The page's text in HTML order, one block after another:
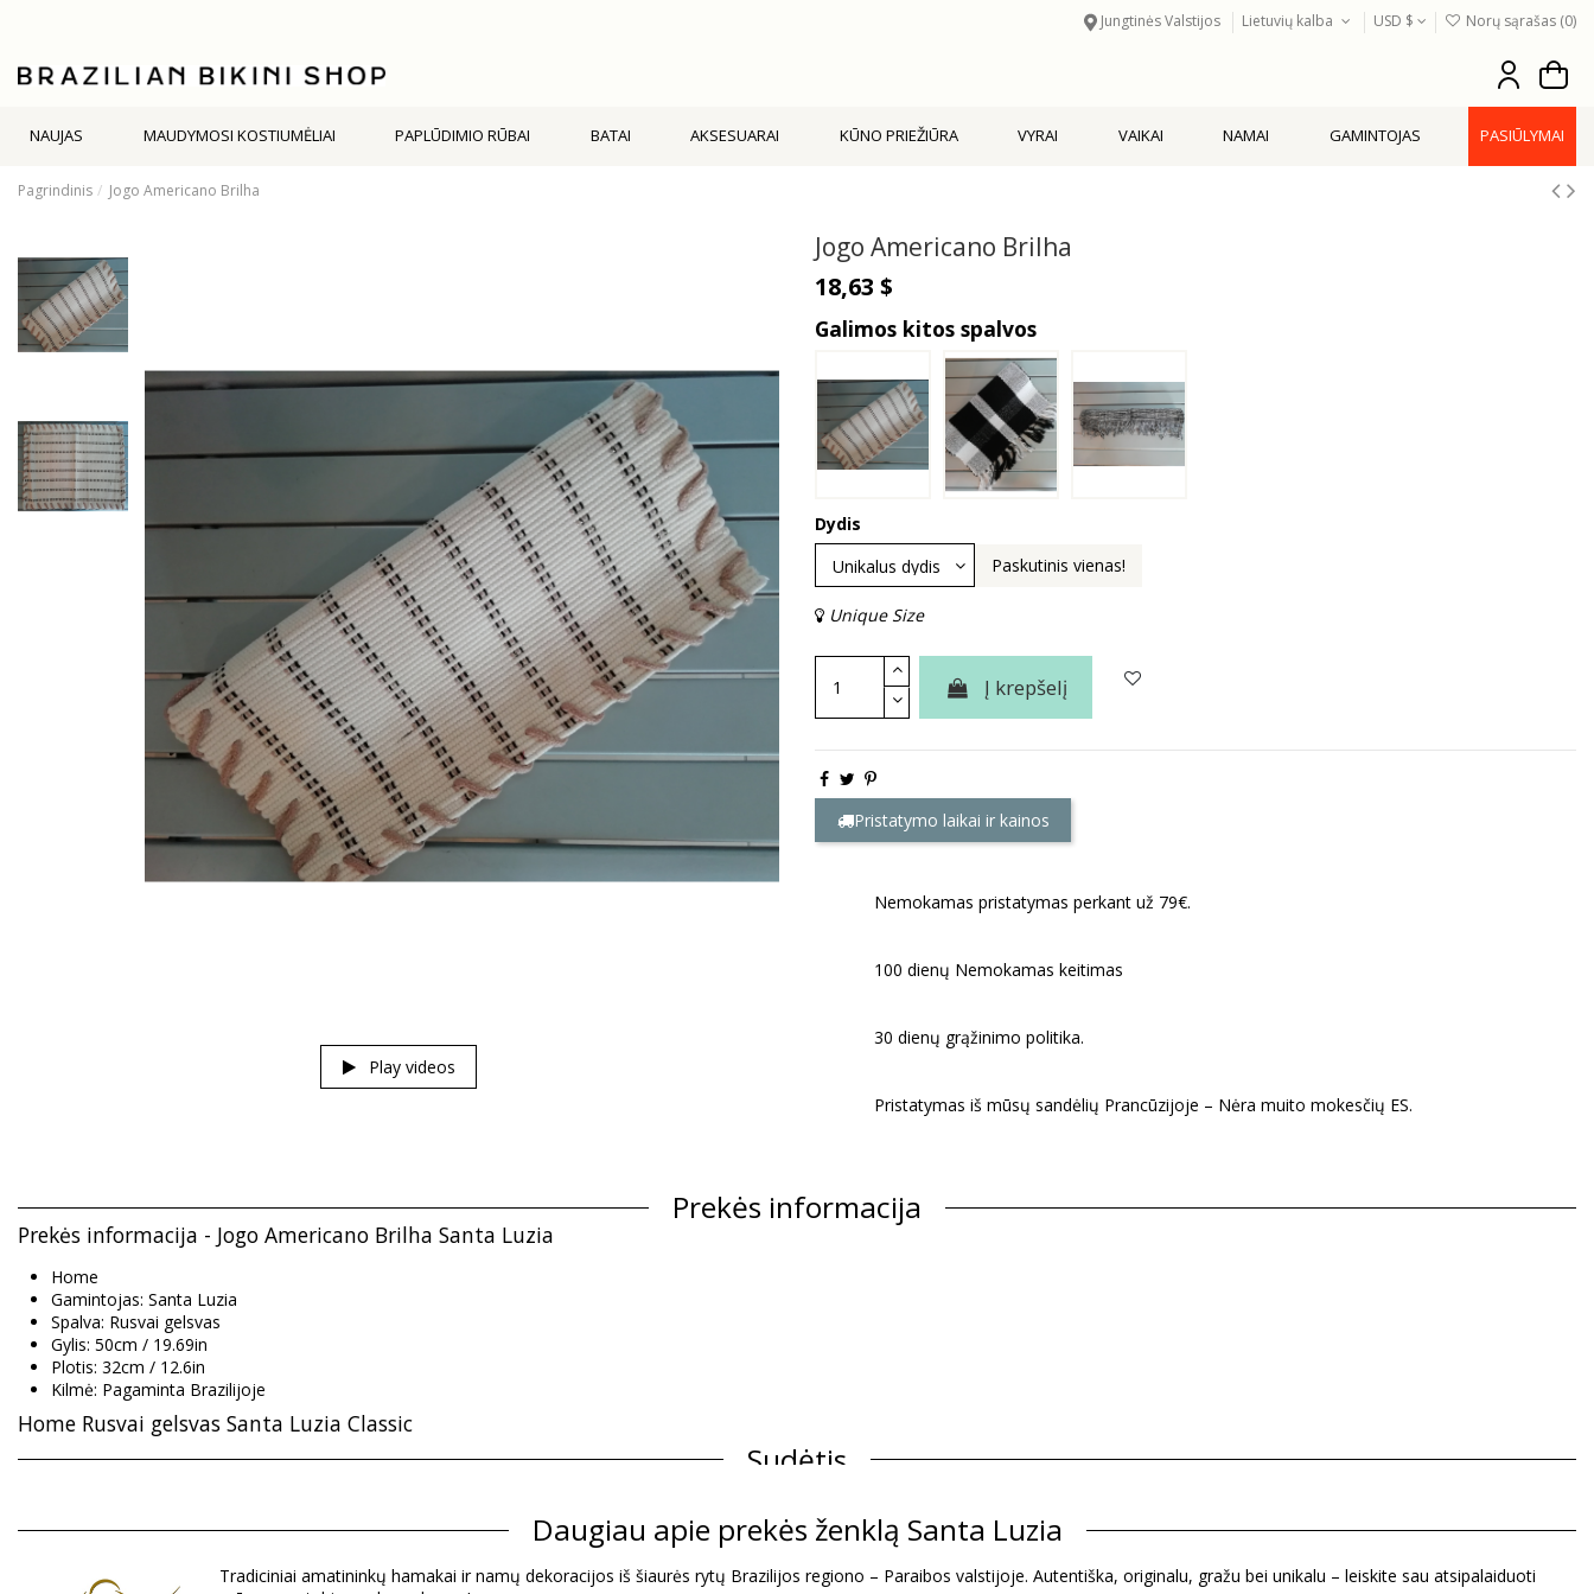
Jungtinės Valstijos Lietuvių kalba USD $ Norų sąrašas (0)
NAUJAS MAUDYMOSI KOSTIUMĖLIAI PAPLŪDIMIO RŪBAI BATAI AKSESUARAI KŪNO PRIEŽIŪRA VYRAI VAIKAI NAMAI GAMINTOJAS PASIŪLYMAI
Pagrindinis Jogo Americano Brilha
Play videos
Jogo Americano Brilha
18,63 $
Galimos kitos spalvos
Dydis
Paskutinis vienas!
Unique Size
Į krepšelį
Pristatymo laikai ir kainos
Nemokamas pristatymas perkant už 79€.
100 dienų Nemokamas keitimas
30 dienų grąžinimo politika.
Pristatymas iš mūsų sandėlių Prancūzijoje – Nėra muito mokesčių ES.
Prekės informacija
Prekės informacija - Jogo Americano Brilha Santa Luzia
Home
Gamintojas: Santa Luzia
Spalva: Rusvai gelsvas
Gylis: 50cm / 19.69in
Plotis: 32cm / 12.6in
Kilmė: Pagaminta Brazilijoje
Home Rusvai gelsvas Santa Luzia Classic
Sudėtis
Informacija apie gaminį
Daugiau apie prekės ženklą Santa Luzia
Tradiciniai amatininkų hamakai ir namų dekoracijos iš šiaurės rytų Brazilijos regiono – Paraibos valstijoje. Autentiška, originalu, gražu bei unikalu – leiskite sau atsipalaiduoti